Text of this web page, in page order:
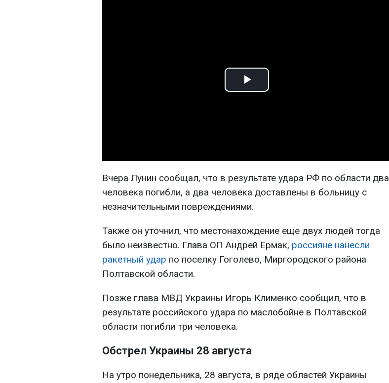
Play
Вчера Лунин сообщал, что в результате удара РФ по области два
человека погибли, а два человека доставлены в больницу с
незначительными повреждениями.
Также он уточнил, что местонахождение еще двух людей тогда
было неизвестно. Глава ОП Андрей Ермак, россияне нанесли
ракетный удар по поселку Гоголево, Миргородского района
Полтавской области.
Позже глава МВД Украины Игорь Клименко сообщил, что в
результате российского удара по маслобойне в Полтавской
области погибли три человека.
Обстрел Украины 28 августа
На утро понедельника, 28 августа, в ряде областей Украины